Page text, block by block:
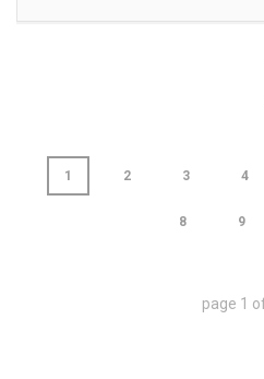
1 2 3 4
8 9
page 1